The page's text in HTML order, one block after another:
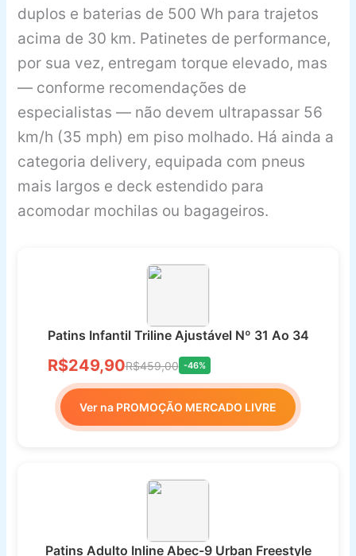
duplos e baterias de 500 Wh para trajetos
acima de 30 km. Patinetes de performance,
por sua vez, entregam torque elevado, mas
— conforme recomendações de
especialistas — não devem ultrapassar 56
km/h (35 mph) em piso molhado. Há ainda a
categoria delivery, equipada com pneus
mais largos e deck estendido para
acomodar mochilas ou bagageiros.
Patins Infantil Triline Ajustável Nº 31 Ao 34
R$249,90R$459,00 -46%
Ver na PROMOÇÃO MERCADO LIVRE
Patins Adulto Inline Abec-9 Urban Freestyle